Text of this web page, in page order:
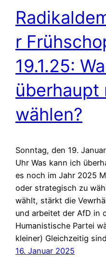
r
19.1.25:
überhaupt
wählen?
Sonntag, den 19.
Uhr Was kann ich
es noch im Jahr 2025
oder strategisch zu
wählt, stärkt die
und arbeitet der AfD in
Humanistische Partei
kleiner) Gleichzeitig
16. Januar 2025